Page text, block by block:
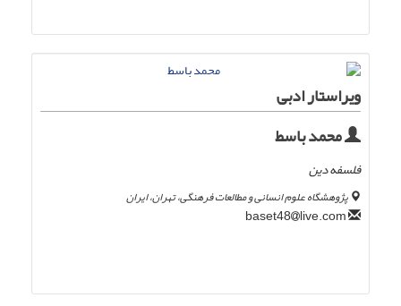
ویراستار ادبی
محمد باسط
فلسفه دین
پژوهشگاه علوم انسانی و مطالعات فرهنگی، تهران، ایران
live.com